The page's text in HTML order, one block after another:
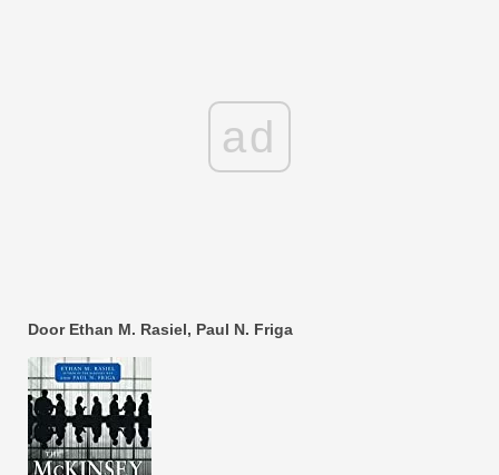
ad
Door Ethan M. Rasiel, Paul N. Friga